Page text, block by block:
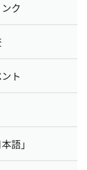
ク
ト
語」